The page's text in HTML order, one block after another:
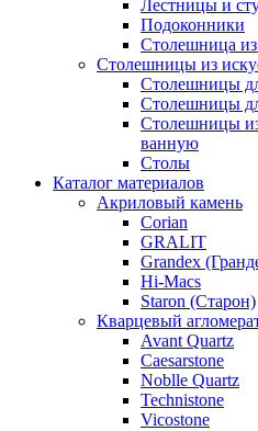
Лестницы и
Подоконники
Столешница из
Столешницы из
Столешницы
Столешницы
Столешницы
ванную
Столы
Каталог материалов
Акриловый камень
Corian
GRALIT
Grandex
Hi-Macs
Staron (Старон)
Кварцевый
Avant Quartz
Caesarstone
Noblle Quartz
Technistone
Vicostone